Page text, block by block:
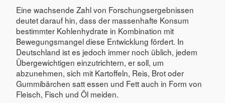
Eine wachsende Zahl von Forschungsergebnissen
deutet darauf hin, dass der massenhafte Konsum
bestimmter Kohlenhydrate in Kombination mit
Bewegungsmangel diese Entwicklung fördert. In
Deutschland ist es jedoch immer noch üblich, jedem
Übergewichtigen einzutrichtern, er soll, um
abzunehmen, sich mit Kartoffeln, Reis, Brot oder
Gummibärchen satt essen und Fett auch in Form von
Fleisch, Fisch und Öl meiden.